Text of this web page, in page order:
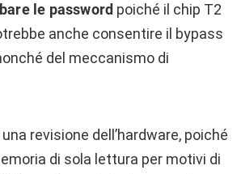
le password poiché il chip T2
anche consentire il bypass
del meccanismo di
revisione dell’hardware, poiché
di sola lettura per motivi di